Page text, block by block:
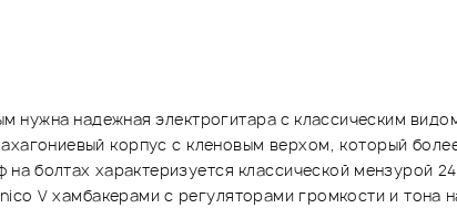
нужна надежная электрогитара с классическим
корпус с кленовым верхом, который
болтах характеризуется классической мензурой
V хамбакерами с регуляторами громкости и тона